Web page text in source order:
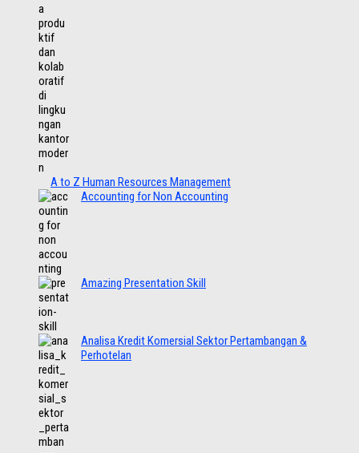
A to Z Human Resources Management
Accounting for Non Accounting
Amazing Presentation Skill
Analisa Kredit Komersial Sektor Pertambangan &
Perhotelan